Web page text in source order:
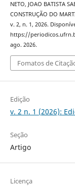
NETO, JOAO BATISTA
CONSTRUÇÃO DO
v. 2, n. 1, 2026.
https://
ago. 2026.
Fomatos de
Edição
v. 2 n. 1 (2026):
Seção
Artigo
Licença